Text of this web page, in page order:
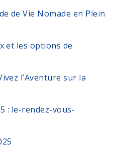
de Vie Nomade en Plein
et les options de
l’Aventure sur la
: le-rendez-vous-